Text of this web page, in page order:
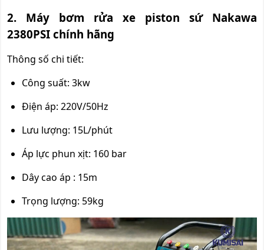
2. Máy bơm rửa xe piston sứ Nakawa
2380PSI chính hãng
Thông số chi tiết:
Công suất: 3kw
Điện áp: 220V/50Hz
Lưu lượng: 15L/phút
Áp lực phun xịt: 160 bar
Dây cao áp : 15m
Trọng lượng: 59kg